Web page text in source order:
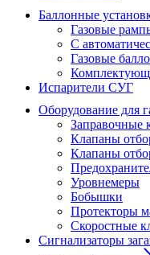
Баллонные
Газовые
С
Газовые
Испарители СУГ
Оборудование для
Заправочные
Клапаны
Клапаны
Уровнемеры
Бобышки
Протекторы
Скоростные
Сигнализаторы